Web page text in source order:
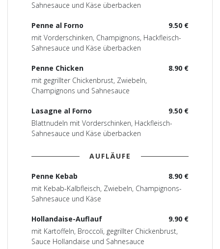
Sahnesauce und Käse überbacken
9.50 €
Penne al Forno
mit Vorderschinken, Champignons, Hackfleisch-
Sahnesauce und Käse überbacken
8.90 €
Penne Chicken
mit gegrillter Chickenbrust, Zwiebeln,
Champignons und Sahnesauce
9.50 €
Lasagne al Forno
Blattnudeln mit Vorderschinken, Hackfleisch-
Sahnesauce und Käse überbacken
AUFLÄUFE
8.90 €
Penne Kebab
mit Kebab-Kalbfleisch, Zwiebeln, Champignons-
Sahnesauce und Käse
9.90 €
Hollandaise-Auflauf
mit Kartoffeln, Broccoli, gegrillter Chickenbrust,
Sauce Hollandaise und Sahnesauce